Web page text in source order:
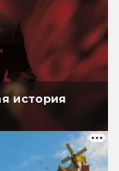
история